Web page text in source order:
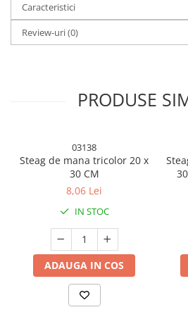
Caracteristici
Material: Acrilic tricotat, imitație de
și dublu îngroșat pentru extra
Caracteristici
Review-uri(0)
PRODUSE
03138
Steag de mana tricolor 20 x
30 CM
8,06 Lei
IN STOC
ADAUGA IN COS